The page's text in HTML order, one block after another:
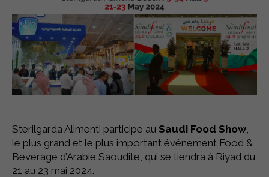
Sterilgarda Alimenti participe au Saudi Food Show
le plus grand et le plus important événement Food &
Beverage d’Arabie Saoudite, qui se tiendra à Riyad du
21 au 23 mai 2024.